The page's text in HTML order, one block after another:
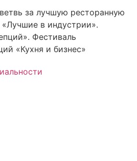
за лучшую ресторанную
в индустрии».
Фестиваль
«Кухня и бизнес»